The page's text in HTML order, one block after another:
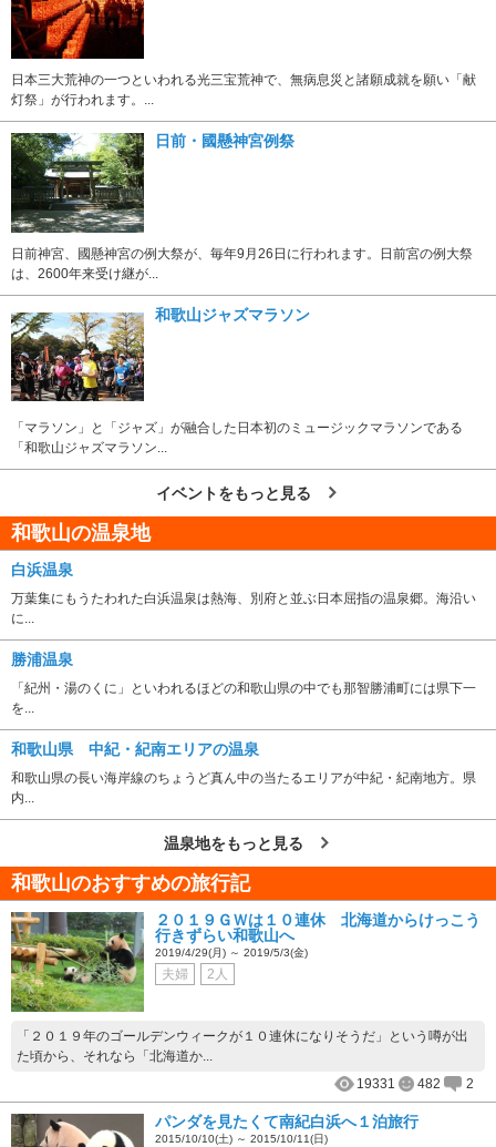
日本三大荒神の一つといわれる光三宝荒神で、無病息災と諸願成就を願い「献
灯祭」が行われます。...
日前・國懸神宮例祭
日前神宮、國懸神宮の例大祭が、毎年9月26日に行われます。日前宮の例大祭
は、2600年来受け継が...
和歌山ジャズマラソン
「マラソン」と「ジャズ」が融合した日本初のミュージックマラソンである
「和歌山ジャズマラソン...
イベントをもっと見る
和歌山の温泉地
白浜温泉
万葉集にもうたわれた白浜温泉は熱海、別府と並ぶ日本屈指の温泉郷。海沿い
に...
勝浦温泉
「紀州・湯のくに」といわれるほどの和歌山県の中でも那智勝浦町には県下一
を...
和歌山県 中紀・紀南エリアの温泉
和歌山県の長い海岸線のちょうど真ん中の当たるエリアが中紀・紀南地方。県
内...
温泉地をもっと見る
和歌山のおすすめの旅行記
２０１９ＧＷは１０連休 北海道からけっこう
行きずらい和歌山へ
2019/4/29(月) ～ 2019/5/3(金)
夫婦 2人
「２０１９年のゴールデンウィークが１０連休になりそうだ」という噂が出
た頃から、それなら「北海道か...
19331
482 2
パンダを見たくて南紀白浜へ１泊旅行
2015/10/10(土) ～ 2015/10/11(日)